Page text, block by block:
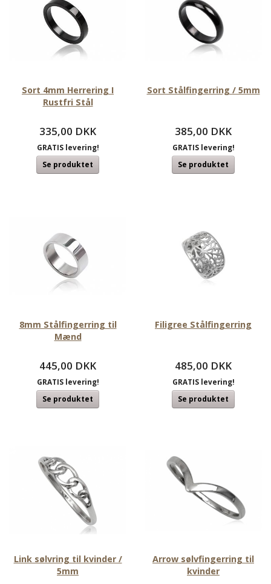
Sort 4mm Herrering I
Rustfri Stål
335,00 DKK
GRATIS levering!
Se produktet
Sort Stålfingerring / 5mm
385,00 DKK
GRATIS levering!
Se produktet
8mm Stålfingerring til
Mænd
445,00 DKK
GRATIS levering!
Se produktet
Filigree Stålfingerring
485,00 DKK
GRATIS levering!
Se produktet
Link sølvring til kvinder /
5mm
Arrow sølvfingerring til
kvinder